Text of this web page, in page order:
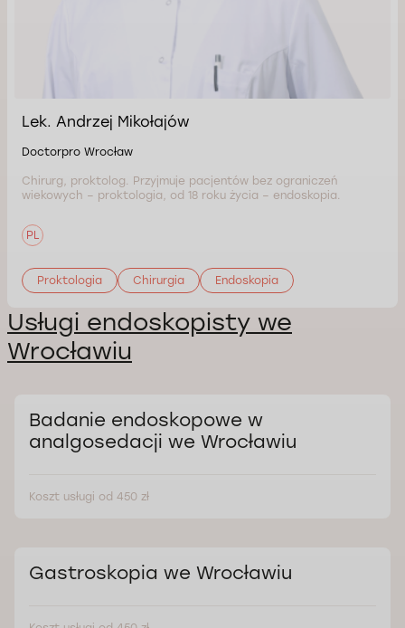
Lek. Andrzej Mikołajów
Doctorpro Wrocław
Chirurg, proktolog. Przyjmuje pacjentów bez ograniczeń
wiekowych – proktologia, od 18 roku życia – endoskopia.
PL
Proktologia Chirurgia Endoskopia
Usługi endoskopisty we
Wrocławiu
Badanie endoskopowe w
analgosedacji we Wrocławiu
Koszt usługi od 450 zł
Gastroskopia we Wrocławiu